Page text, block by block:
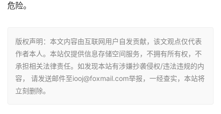
危险。
版权声明：本文内容由互联网用户自发贡献，该文观点仅代表
作者本人。本站仅提供信息存储空间服务，不拥有所有权，不
承担相关法律责任。如发现本站有涉嫌抄袭侵权/违法违规的内
容， 请发送邮件至iooj@foxmail.com举报，一经查实，本站将
立刻删除。